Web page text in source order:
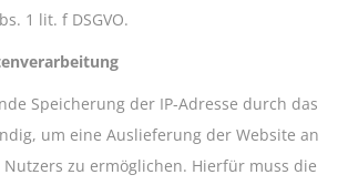
1 lit. f DSGVO.
Speicherung der IP-Adresse durch das
um eine Auslieferung der Website an
Nutzers zu ermöglichen. Hierfür muss die